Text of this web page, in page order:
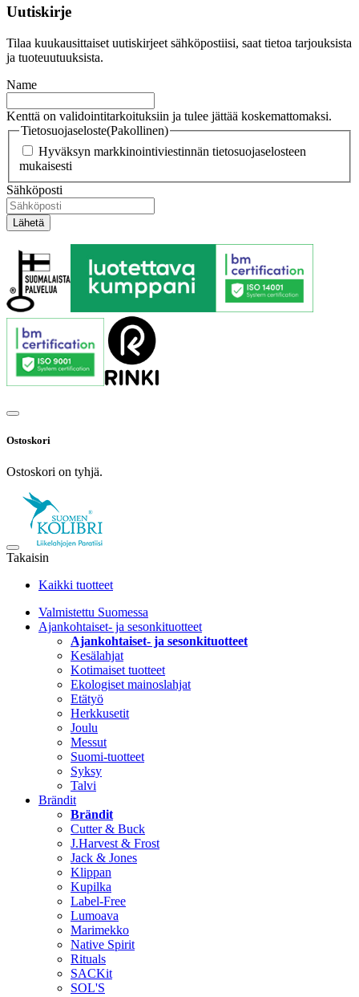
Uutiskirje
Tilaa kuukausittaiset uutiskirjeet sähköpostiisi, saat tietoa tarjouksista
ja tuoteuutuuksista.
Name
Kenttä on validointitarkoituksiin ja tulee jättää koskemattomaksi.
Tietosuojaseloste(Pakollinen)
Hyväksyn markkinointiviestinnän tietosuojaselosteen
mukaisesti
Sähköposti
Ostoskori
Ostoskori on tyhjä.
Takaisin
Kaikki tuotteet
Valmistettu Suomessa
Ajankohtaiset- ja sesonkituotteet
Ajankohtaiset- ja sesonkituotteet
Kesälahjat
Kotimaiset tuotteet
Ekologiset mainoslahjat
Etätyö
Herkkusetit
Joulu
Messut
Suomi-tuotteet
Syksy
Talvi
Brändit
Brändit
Cutter & Buck
J.Harvest & Frost
Jack & Jones
Klippan
Kupilka
Label-Free
Lumoava
Marimekko
Native Spirit
Rituals
SACKit
SOL'S